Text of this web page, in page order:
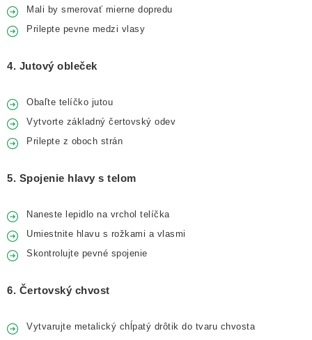
Mali by smerovať mierne dopredu
Prilepte pevne medzi vlasy
4. Jutový obleček
Obaľte telíčko jutou
Vytvorte základný čertovský odev
Prilepte z oboch strán
5. Spojenie hlavy s telom
Naneste lepidlo na vrchol telíčka
Umiestnite hlavu s rožkami a vlasmi
Skontrolujte pevné spojenie
6. Čertovský chvost
Vytvarujte metalický chĺpatý drôtik do tvaru chvosta